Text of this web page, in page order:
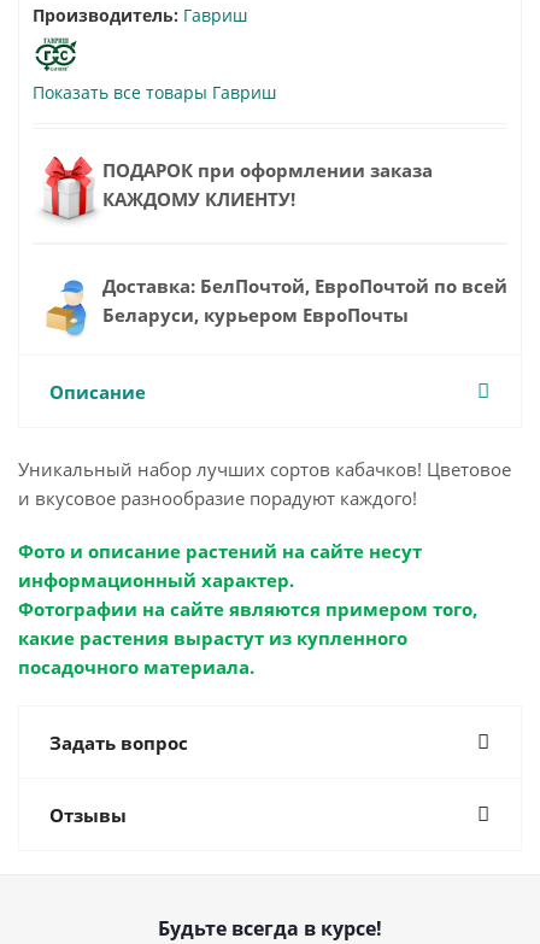
Производитель: Гавриш
Показать все товары Гавриш
ПОДАРОК при оформлении заказа
КАЖДОМУ КЛИЕНТУ!
Доставка: БелПочтой, ЕвроПочтой по всей
Беларуси, курьером ЕвроПочты
Описание
Уникальный набор лучших сортов кабачков! Цветовое
и вкусовое разнообразие порадуют каждого!
Фото и описание растений на сайте несут
информационный характер.
Фотографии на сайте являются примером того,
какие растения вырастут из купленного
посадочного материала.
Задать вопрос
Отзывы
Будьте всегда в курсе!